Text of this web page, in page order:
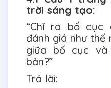
trời sáng tạo:
“Chỉ ra bố cục
đánh giá như thế
giữa bố cục
bản?”
Trả lời: